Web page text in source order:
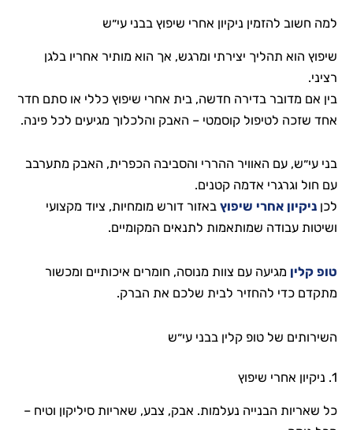
למה חשוב להזמין ניקיון אחרי שיפוץ בבני עי״ש
שיפוץ הוא תהליך יצירתי ומרגש, אך הוא מותיר אחריו בלגן
רציני.
בין אם מדובר בדירה חדשה, בית אחרי שיפוץ כללי או סתם חדר
אחד שזכה לטיפול קוסמטי – האבק והלכלוך מגיעים לכל פינה.
בני עי״ש, עם האוויר ההררי והסביבה הכפרית, האבק מתערבב
עם חול וגרגרי אדמה קטנים.
לכן ניקיון אחרי שיפוץ באזור דורש מומחיות, ציוד מקצועי
ושיטות עבודה שמותאמות לתנאים המקומיים.
טופ קלין מגיעה עם צוות מנוסה, חומרים איכותיים ומכשור
מתקדם כדי להחזיר לבית שלכם את הברק.
השירותים של טופ קלין בבני עי״ש
1. ניקיון אחרי שיפוץ
כל שאריות הבנייה נעלמות. אבק, צבע, שאריות סיליקון וטיח –